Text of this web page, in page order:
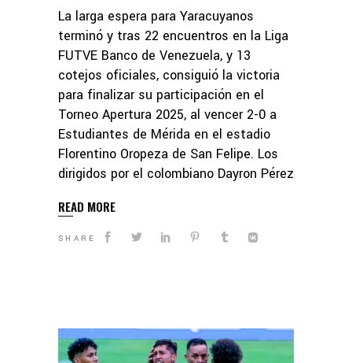
La larga espera para Yaracuyanos
terminó y tras 22 encuentros en la Liga
FUTVE Banco de Venezuela, y 13
cotejos oficiales, consiguió la victoria
para finalizar su participación en el
Torneo Apertura 2025, al vencer 2-0 a
Estudiantes de Mérida en el estadio
Florentino Oropeza de San Felipe. Los
dirigidos por el colombiano Dayron Pérez
READ MORE
SHARE